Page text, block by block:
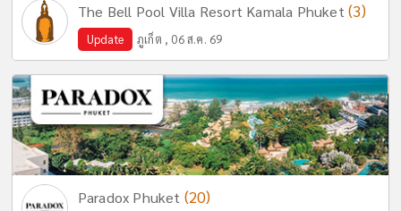
The Bell Pool Villa Resort Kamala Phuket (3)
Update ภูเก็ต , 06 ส.ค. 69
Paradox Phuket (20)